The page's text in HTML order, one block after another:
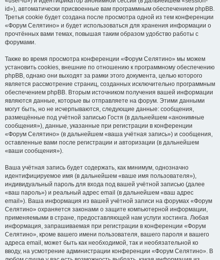
id»), автоматически присвоенные вам программным обеспечением phpBB.
Третья cookie будет создана после просмотра одной из тем конференции
«Форум Селятино» и будет использоваться для хранения информации о
прочтённых вами темах, повышая таким образом удобство работы с
форумами.
Также во время просмотра конференции «Форум Селятино» мы можем
установить cookies, внешние по отношению к программному обеспечению
phpBB, однако они выходят за рамки этого документа, целью которого
является рассмотрение страниц, созданных исключительно программным
обеспечением phpBB. Вторым источником получения вашей информации
являются данные, которые вы отправляете на форум. Этими данными
могут быть, но не исчерпываются, следующие данные: сообщения,
размещённые под учётной записью Гостя (в дальнейшем «анонимные
сообщения»), данные, указанные при регистрации в конференции
«Форум Селятино» (в дальнейшем «ваша учётная запись») и сообщения,
оставленные вами после регистрации и авторизации (в дальнейшем
«ваши сообщения»).
Ваша учётная запись будет содержать, как минимум, однозначно
идентифицируемое имя (в дальнейшем «ваше имя пользователя»),
индивидуальный пароль для входа под вашей учётной записью (далее
«ваш пароль») и реальный адрес email (в дальнейшем «ваш адрес
email»). Ваша информация из вашей учётной записи на форумах «Форум
Селятино» охраняется законами о защите компьютерной информации,
применяемыми в стране, предоставляющей нам услуги хостинга. Любая
информация, запрашиваемая при регистрации в конференции «Форум
Селятино», кроме вашего имени пользователя, вашего пароля и вашего
адреса email, может быть как необходимой, так и необязательной ко
вводу, на усмотрение администрации конференции «Форум Селятино». В